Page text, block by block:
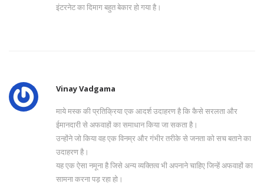
इंटरनेट का दिमाग बहुत बेकार हो गया है।
Vinay Vadgama
माये मस्क की प्रतिक्रिया एक आदर्श उदाहरण है कि कैसे सरलता और
ईमानदारी से अफवाहों का समाधान किया जा सकता है।
उन्होंने जो किया वह एक विनम्र और गंभीर तरीके से जनता को सच बताने का
उदाहरण है।
यह एक ऐसा नमूना है जिसे अन्य व्यक्तित्व भी अपनाने चाहिए जिन्हें अफवाहों का
सामना करना पड़ रहा हो।